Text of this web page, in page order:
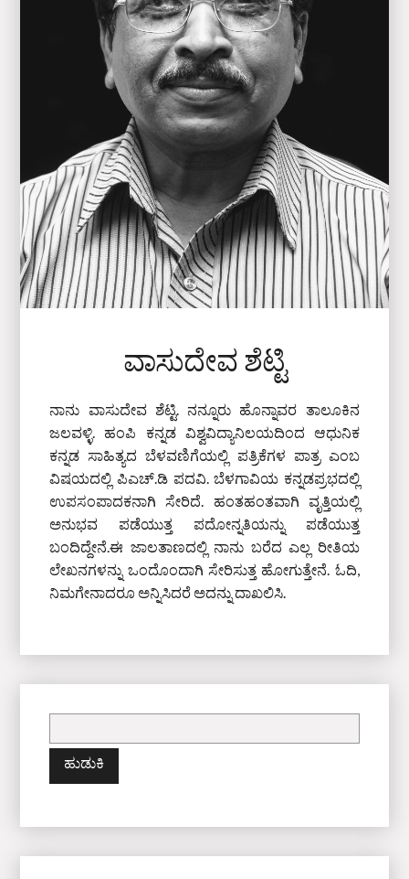
ವಾಸುದೇವ ಶೆಟ್ಟಿ
ನಾನು ವಾಸುದೇವ ಶೆಟ್ಟಿ. ನನ್ನೂರು ಹೊನ್ನಾವರ ತಾಲೂಕಿನ
ಜಲವಳ್ಳಿ. ಹಂಪಿ ಕನ್ನಡ ವಿಶ್ವವಿದ್ಯಾನಿಲಯದಿಂದ ಆಧುನಿಕ
ಕನ್ನಡ ಸಾಹಿತ್ಯದ ಬೆಳವಣಿಗೆಯಲ್ಲಿ ಪತ್ರಿಕೆಗಳ ಪಾತ್ರ ಎಂಬ
ವಿಷಯದಲ್ಲಿ ಪಿಎಚ್‌.ಡಿ ಪದವಿ. ಬೆಳಗಾವಿಯ ಕನ್ನಡಪ್ರಭದಲ್ಲಿ
ಉಪಸಂಪಾದಕನಾಗಿ ಸೇರಿದೆ. ಹಂತಹಂತವಾಗಿ ವೃತ್ತಿಯಲ್ಲಿ
ಅನುಭವ ಪಡೆಯುತ್ತ ಪದೋನ್ನತಿಯನ್ನು ಪಡೆಯುತ್ತ
ಬಂದಿದ್ದೇನೆ.ಈ ಜಾಲತಾಣದಲ್ಲಿ ನಾನು ಬರೆದ ಎಲ್ಲ ರೀತಿಯ
ಲೇಖನಗಳನ್ನು ಒಂದೊಂದಾಗಿ ಸೇರಿಸುತ್ತ ಹೋಗುತ್ತೇನೆ. ಓದಿ,
ನಿಮಗೇನಾದರೂ ಅನ್ನಿಸಿದರೆ ಅದನ್ನು ದಾಖಲಿಸಿ.
ಹುಡುಕಿ: